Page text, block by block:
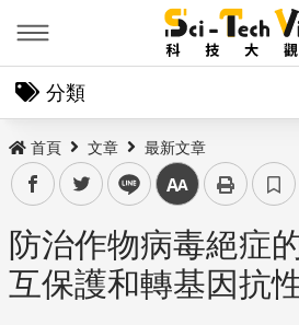
分類
首頁 文章 最新文章
facebooktwitter line 中
防治作物病毒絕症
互保護和轉基因抗